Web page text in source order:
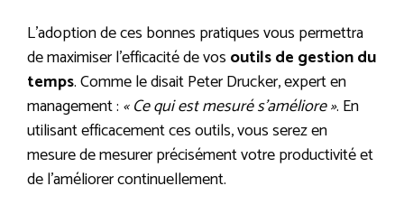
L’adoption de ces bonnes pratiques vous permettra
de maximiser l’efficacité de vos outils de gestion du
temps. Comme le disait Peter Drucker, expert en
management : « Ce qui est mesuré s’améliore ». En
utilisant efficacement ces outils, vous serez en
mesure de mesurer précisément votre productivité et
de l’améliorer continuellement.